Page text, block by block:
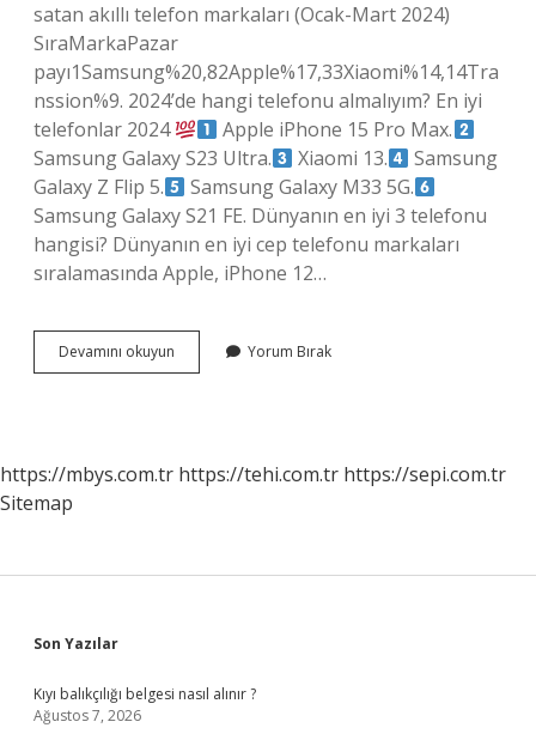
satan akıllı telefon markaları (Ocak-Mart 2024)
SıraMarkaPazar
payı1Samsung%20,82Apple%17,33Xiaomi%14,14Tra
nssion%9. 2024’de hangi telefonu almalıyım? En iyi
telefonlar 2024
Apple iPhone 15 Pro Max.
Samsung Galaxy S23 Ultra.
Xiaomi 13.
Samsung
Galaxy Z Flip 5.
Samsung Galaxy M33 5G.
Samsung Galaxy S21 FE. Dünyanın en iyi 3 telefonu
hangisi? Dünyanın en iyi cep telefonu markaları
sıralamasında Apple, iPhone 12…
Devamını okuyun
Sırada
Yorum Bırak
https://mbys.com.tr https://tehi.com.tr https://sepi.com.tr
Sitemap
Sidebar
Son Yazılar
Kıyı balıkçılığı belgesi nasıl alınır ?
Ağustos 7, 2026